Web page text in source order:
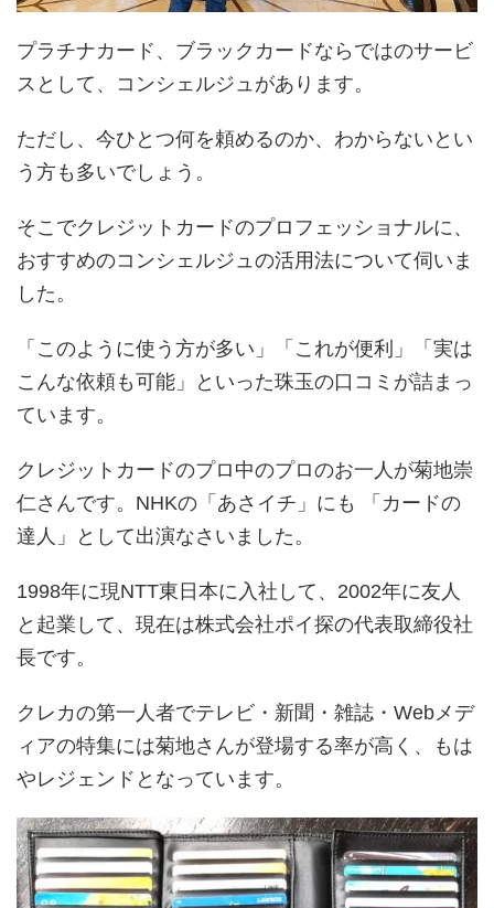
プラチナカード、ブラックカードならではのサービ
スとして、コンシェルジュがあります。
ただし、今ひとつ何を頼めるのか、わからないとい
う方も多いでしょう。
そこでクレジットカードのプロフェッショナルに、
おすすめのコンシェルジュの活用法について伺いま
した。
「このように使う方が多い」「これが便利」「実は
こんな依頼も可能」といった珠玉の口コミが詰まっ
ています。
クレジットカードのプロ中のプロのお一人が菊地崇
仁さんです。NHKの「あさイチ」にも 「カードの
達人」として出演なさいました。
1998年に現NTT東日本に入社して、2002年に友人
と起業して、現在は株式会社ポイ探の代表取締役社
長です。
クレカの第一人者でテレビ・新聞・雑誌・Webメデ
ィアの特集には菊地さんが登場する率が高く、もは
やレジェンドとなっています。